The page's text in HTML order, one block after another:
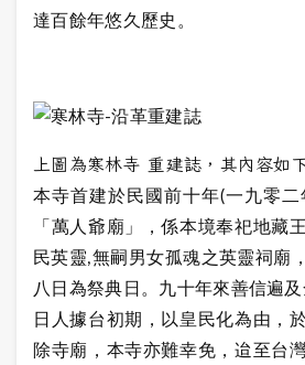
達百餘年悠久歷史。
上圖為寒林寺 重建誌，其內容如
本寺首建於民國前十年(一九零二
「萬人爺廟」，係本境奉祀地藏
民英靈,無嗣男女孤魂之英靈祠廟
八日為祭典日。九十年來善信遍及
日人據台初期，以皇民化為由，
除寺廟，本寺亦難幸免，迨至台